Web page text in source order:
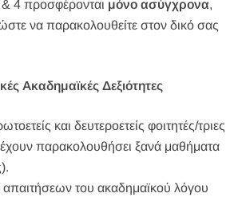
& 4 προσφέρονται μόνο ασύγχρονα,
να παρακολουθείτε στον δικό σας
Ακαδημαϊκές Δεξιότητες
και δευτεροετείς φοιτητές/τριες
παρακολουθήσει ξανά μαθήματα
του ακαδημαϊκού λόγου